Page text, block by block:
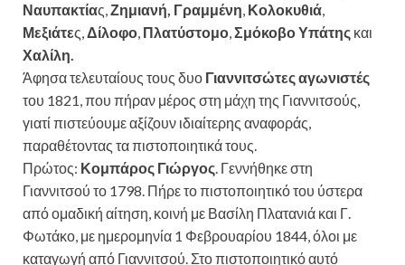
Ναυπακτίας,Ζημιανή, Γραμμένη, Κολοκυθιά,
Μεξιάτες,Δίλοφο, Πλατύστομο,Σμόκοβο Υπάτης και
Χαλίλη.
Άφησα τελευταίους τους δυο Γιαννιτσώτες αγωνιστές
του 1821, που πήραν μέρος στη μάχη της Γιαννιτσούς,
γιατί πιστεύουμε αξίζουν ιδιαίτερης αναφοράς,
παραθέτοντας τα πιστοποιητικά τους.
Πρώτος: Κομπάρος Γιώργος. Γεννήθηκε στη
Γιαννιτσού το 1798. Πήρε το πιστοποιητικό του ύστερα
από ομαδική αίτηση, κοινή με Βασίλη Πλατανιά και Γ.
Φωτάκο, με ημερομηνία 1 Φεβρουαρίου 1844, όλοι με
καταγωγή από Γιαννιτσού. Στο πιστοποιητικό αυτό